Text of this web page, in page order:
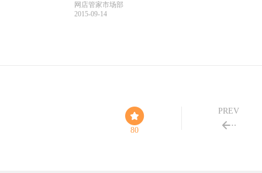
网店管家市场部
2015-09-14
80
PREV